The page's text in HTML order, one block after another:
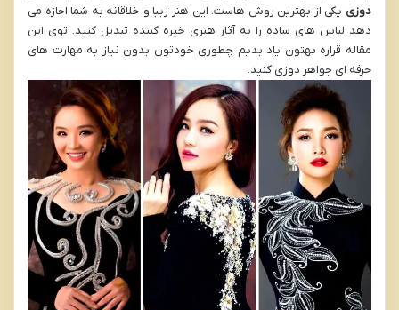
دوزی یکی از بهترین روش هاست. این هنر زیبا و خلاقانه به شما اجازه می
دهد لباس های ساده را به آثار هنری خیره کننده تبدیل کنید. توی این
مقاله قراره بهتون یاد بدیم چطوری خودتون بدون نیاز به مهارت های
حرفه ای جواهر دوزی کنید.